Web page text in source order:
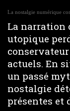
La nostalgie numérique
La narration
utopique
actuels. En
un passé
nostalgie
présentes et